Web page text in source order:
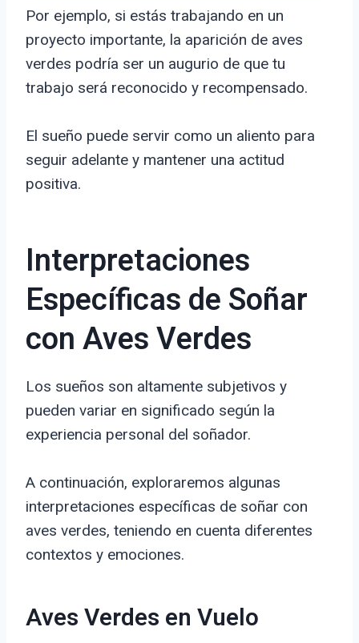
Por ejemplo, si estás trabajando en un
proyecto importante, la aparición de aves
verdes podría ser un augurio de que tu
trabajo será reconocido y recompensado.
El sueño puede servir como un aliento para
seguir adelante y mantener una actitud
positiva.
Interpretaciones
Específicas de Soñar
con Aves Verdes
Los sueños son altamente subjetivos y
pueden variar en significado según la
experiencia personal del soñador.
A continuación, exploraremos algunas
interpretaciones específicas de soñar con
aves verdes, teniendo en cuenta diferentes
contextos y emociones.
Aves Verdes en Vuelo